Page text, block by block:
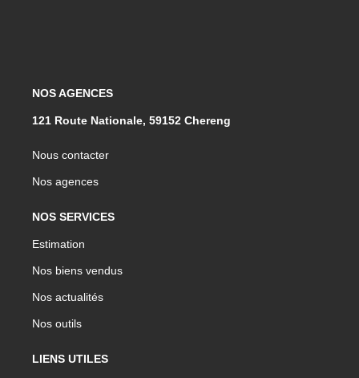
NOS AGENCES
121 Route Nationale, 59152 Chereng
Nous contacter
Nos agences
NOS SERVICES
Estimation
Nos biens vendus
Nos actualités
Nos outils
LIENS UTILES